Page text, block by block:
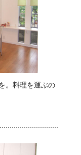
。料理を運ぶの